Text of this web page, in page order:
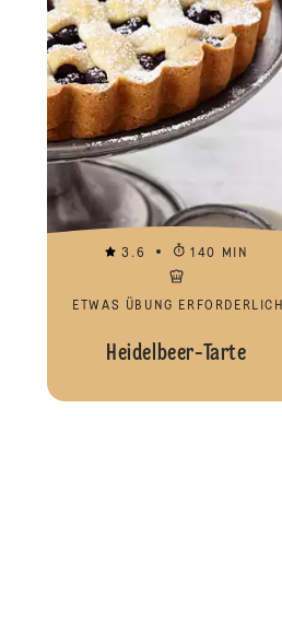
3.6 140 MIN
ETWAS ÜBUNG ERFORDERLICH
Heidelbeer-Tarte